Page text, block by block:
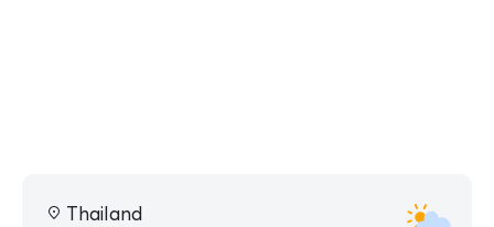
Thailand